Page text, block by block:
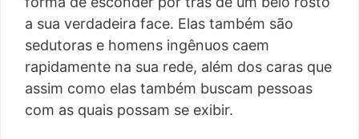
a sua verdadeira face. Elas também são
sedutoras e homens ingênuos caem
rapidamente na sua rede, além dos caras que
assim como elas também buscam pessoas
com as quais possam se exibir.